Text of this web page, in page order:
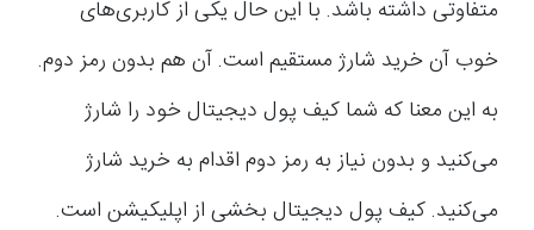
متفاوتی داشته باشد. با این حال یکی از کاربری‌های
خوب آن خرید شارژ مستقیم است. آن هم بدون رمز دوم.
به این معنا که شما کیف پول دیجیتال خود را شارژ
می‌کنید و بدون نیاز به رمز دوم اقدام به خرید شارژ
می‌کنید. کیف پول دیجیتال بخشی از اپلیکیشن است.